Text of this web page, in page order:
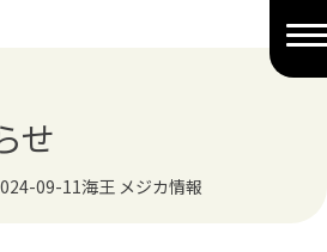
せ
09-11海王 メジカ情報